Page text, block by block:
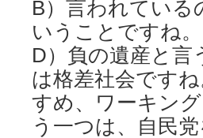
B）言われている
いうことですね。
D）負の遺産と言
は格差社会です
すめ、ワーキン
う一つは、自民